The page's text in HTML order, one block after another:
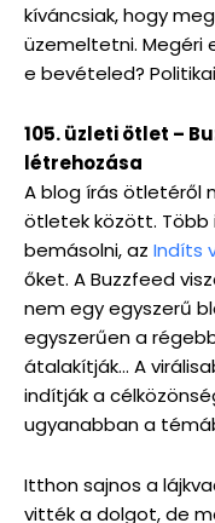
kíváncsiak, hogy
üzemeltetni. Megéri
e bevételed?
105. üzleti ötlet –
létrehozása
A blog írás ötletéről
ötletek között. Több
bemásolni, az Indíts
őket. A Buzzfeed
nem egy egyszerű
egyszerűen a
átalakítják… A
indítják a
ugyanabban a
Itthon sajnos a
vitték a dolgot, de